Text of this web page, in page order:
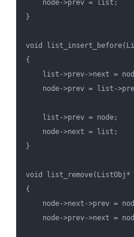
node->prev = list;
}
void
{
list->prev->next =
node->prev = list-
list->prev = node;
node->next = list;
}
void list_remove(ListObj*
{
node->next->prev =
node->prev->next =